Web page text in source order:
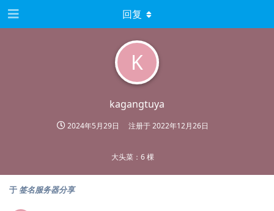
K
kagangtuya
2024年5月29日 注册于2022年12月26日
大头菜：6 棵
回复
于 签名服务器分享